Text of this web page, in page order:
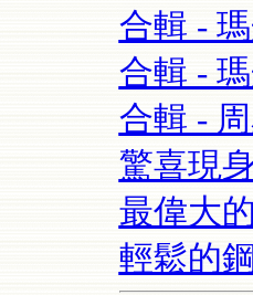
合輯 -
合輯 -
合輯 -
驚喜現
最偉大
輕鬆的